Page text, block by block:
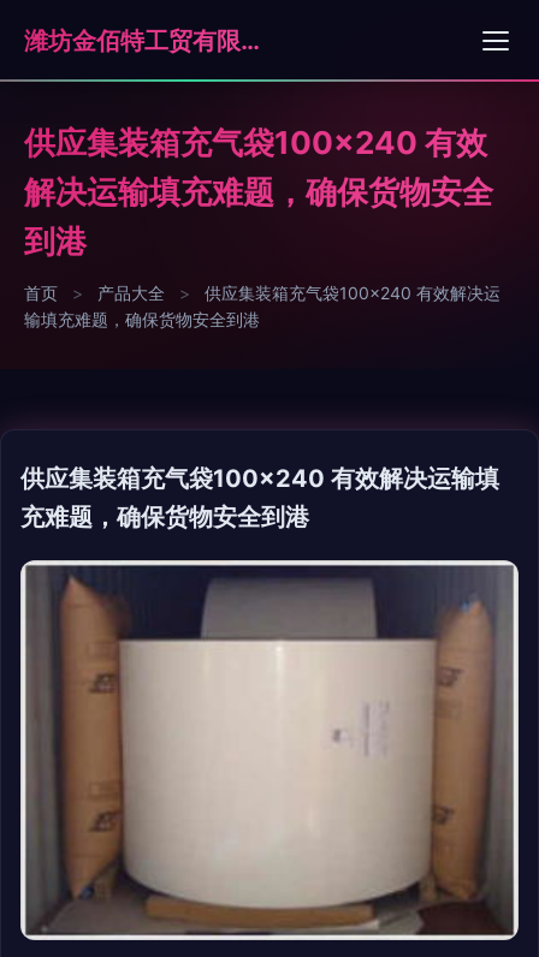
潍坊金佰特工贸有限公司
供应集装箱充气袋100×240 有效
解决运输填充难题，确保货物安全
到港
首页 > 产品大全 >
供应集装箱充气袋100×240 有效解决运
输填充难题，确保货物安全到港
供应集装箱充气袋100×240 有效解决运输填
充难题，确保货物安全到港